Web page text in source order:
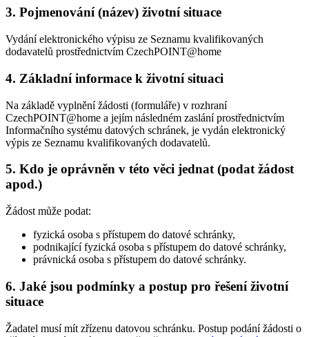
3. Pojmenování (název) životní situace
Vydání elektronického výpisu ze Seznamu kvalifikovaných
dodavatelů prostřednictvím CzechPOINT@home
4. Základní informace k životní situaci
Na základě vyplnění žádosti (formuláře) v rozhraní
CzechPOINT@home a jejím následném zaslání prostřednictvím
Informačního systému datových schránek, je vydán elektronický
výpis ze Seznamu kvalifikovaných dodavatelů.
5. Kdo je oprávněn v této věci jednat (podat žádost
apod.)
Žádost může podat:
fyzická osoba s přístupem do datové schránky,
podnikající fyzická osoba s přístupem do datové schránky,
právnická osoba s přístupem do datové schránky.
6. Jaké jsou podmínky a postup pro řešení životní
situace
Žadatel musí mít zřízenu datovou schránku. Postup podání žádosti o